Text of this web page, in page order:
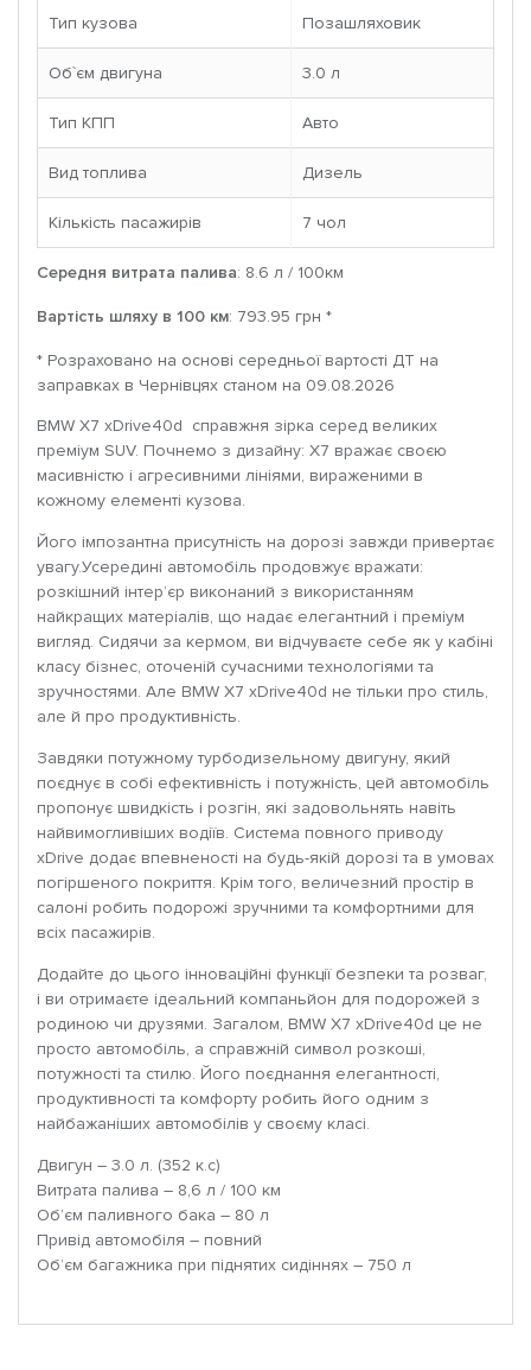
Тип кузова Позашляховик
Об`єм двигуна 3.0 л
Тип КПП Авто
Вид топлива Дизель
Кількість пасажирів 7 чoл
Середня витрата палива: 8.6 л / 100км
Вартість шляху в 100 км: 793.95 грн *
* Розраховано на основі середньої вартості ДТ на
заправках в Чернівцях станом на 09.08.2026
BMW X7 xDrive40d справжня зірка серед великих
преміум SUV. Почнемо з дизайну: X7 вражає своєю
масивністю і агресивними лініями, вираженими в
кожному елементі кузова.
Його імпозантна присутність на дорозі завжди привертає
увагу.Усередині автомобіль продовжує вражати:
розкішний інтер’єр виконаний з використанням
найкращих матеріалів, що надає елегантний і преміум
вигляд. Сидячи за кермом, ви відчуваєте себе як у кабіні
класу бізнес, оточеній сучасними технологіями та
зручностями. Але BMW X7 xDrive40d не тільки про стиль,
але й про продуктивність.
Завдяки потужному турбодизельному двигуну, який
поєднує в собі ефективність і потужність, цей автомобіль
пропонує швидкість і розгін, які задовольнять навіть
найвимогливіших водіїв. Система повного приводу
xDrive додає впевненості на будь-якій дорозі та в умовах
погіршеного покриття. Крім того, величезний простір в
салоні робить подорожі зручними та комфортними для
всіх пасажирів.
Додайте до цього інноваційні функції безпеки та розваг,
і ви отримаєте ідеальний компаньйон для подорожей з
родиною чи друзями. Загалом, BMW X7 xDrive40d це не
просто автомобіль, а справжній символ розкоші,
потужності та стилю. Його поєднання елегантності,
продуктивності та комфорту робить його одним з
найбажаніших автомобілів у своєму класі.
Двигун – 3.0 л. (352 к.с)
Витрата палива – 8,6 л / 100 км
Об’єм паливного бака – 80 л
Привід автомобіля – повний
Об’єм багажника при піднятих сидіннях – 750 л